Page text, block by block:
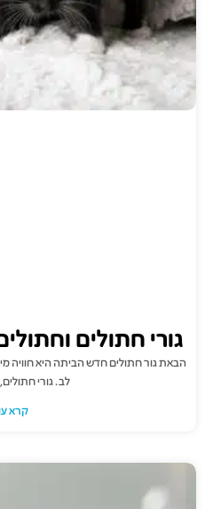
גורי חתולים
הבאת גור חתולים חדש הביתה היא חוויה
לב. גורי
קרא